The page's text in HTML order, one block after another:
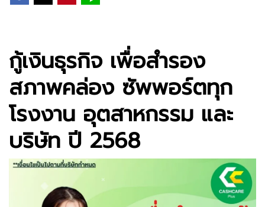
กู้เงินธุรกิจ เพื่อสำรอง
สภาพคล่อง ซัพพอร์ตทุก
โรงงาน อุตสาหกรรม และ
บริษัท ปี 2568